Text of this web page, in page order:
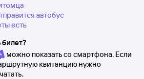
автобус
есть
можно показать со смартфона. Если
квитанцию нужно